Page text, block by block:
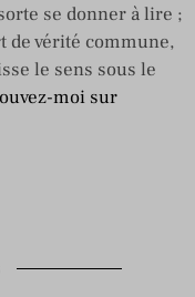
se donner à lire ;
de vérité commune,
le sens sous le
moi sur